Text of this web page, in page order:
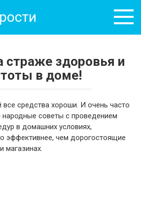
страже здоровья и
в доме!
все средства хороши. И очень часто
народные советы с проведением
в домашних условиях,
эффективнее, чем дорогостоящие
магазинах.